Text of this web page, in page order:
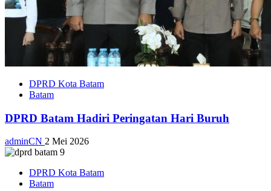
DPRD Kota Batam
Batam
DPRD Batam Hadiri Peringatan Hari Buruh
adminCN 2 Mei 2026
DPRD Kota Batam
Batam